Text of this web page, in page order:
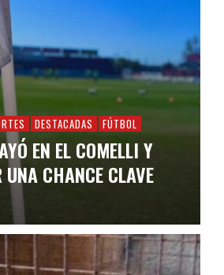
DESTACADAS FÚTBOL
EN EL COMELLI Y
UNA CHANCE CLAVE